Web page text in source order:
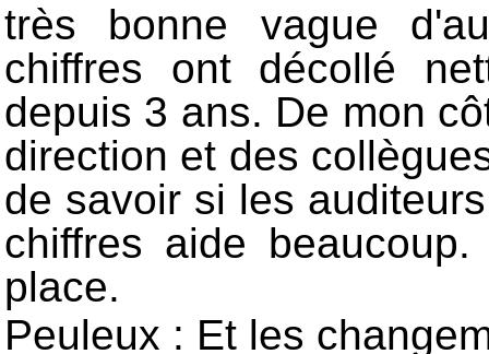
très bonne vague
chiffres ont décollé
depuis 3 ans. De mon
direction et des
de savoir si les
chiffres aide
place.
Peuleux : Et les